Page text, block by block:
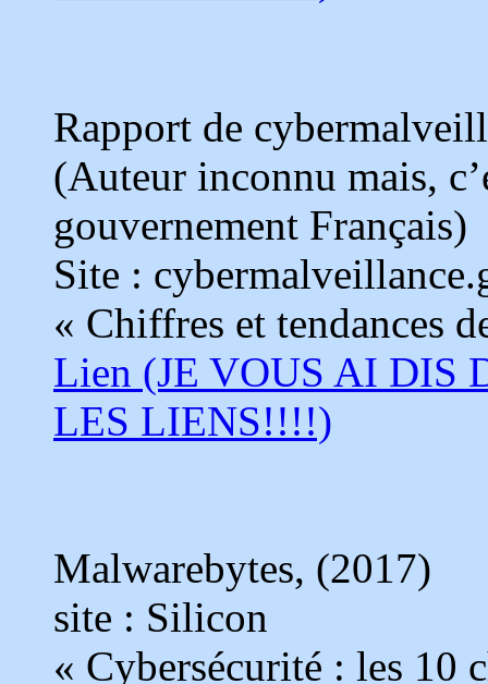
Rapport de
(Auteur inconnu mais,
gouvernement Français)
Site :
« Chiffres et tendances
Lien (JE VOUS AI DIS
LES LIENS!!!!)
Malwarebytes, (2017)
site : Silicon
« Cybersécurité : les 10